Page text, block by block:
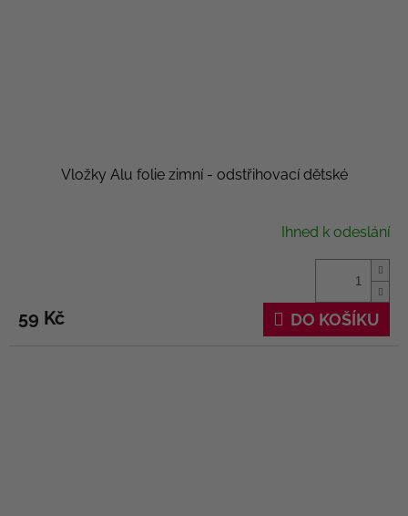
Vložky Alu folie zimní - odstřihovací dětské
Ihned k odeslání
59 Kč DO KOŠÍKU